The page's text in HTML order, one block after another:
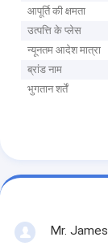
आपूर्ति की क्षमता
उत्पत्ति के प्लेस
न्यूनतम आदेश मात्रा
ब्रांड नाम
भुगतान शर्तें
Mr. James